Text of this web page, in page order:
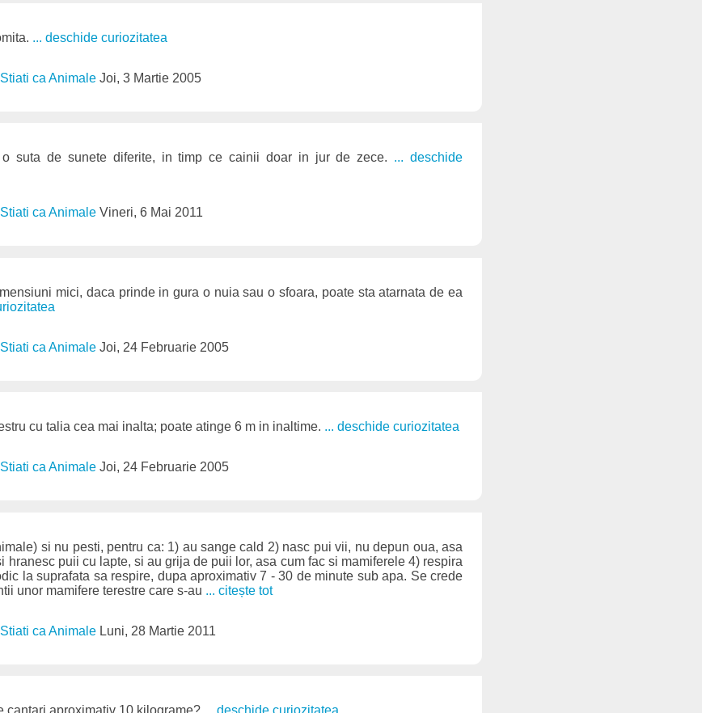
... deschide curiozitatea
Stiati ca AnimaleJoi, 3 Martie 2005
suta de sunete diferite, in timp ce cainii doar in jur de zece. ... deschide
Stiati ca AnimaleVineri, 6 Mai 2011
mici, daca prinde in gura o nuia sau o sfoara, poate sta atarnata de ea
Stiati ca AnimaleJoi, 24 Februarie 2005
cu talia cea mai inalta; poate atinge 6 m in inaltime. ... deschide curiozitatea
Stiati ca AnimaleJoi, 24 Februarie 2005
si nu pesti, pentru ca: 1) au sange cald 2) nasc pui vii, nu depun oua, asa
hranesc puii cu lapte, si au grija de puii lor, asa cum fac si mamiferele 4) respira
la suprafata sa respire, dupa aproximativ 7 - 30 de minute sub apa. Se crede
unor mamifere terestre care s-au ... citește tot
Stiati ca Animale Luni, 28 Martie 2011
cantari aproximativ 10 kilograme? ... deschide curiozitatea